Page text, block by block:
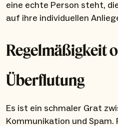
eine echte Person steht,
auf ihre individuellen
Regelmäßigkeit
Überflutung
Es ist ein schmaler Grat
Kommunikation und Spam.